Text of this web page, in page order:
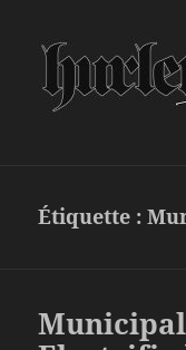
Étiquette :